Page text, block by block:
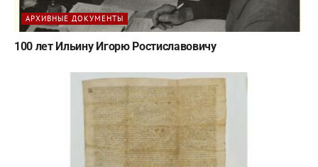
АРХИВНЫЕ ДОКУМЕНТЫ
100 лет Ильину Игорю Ростиславовичу